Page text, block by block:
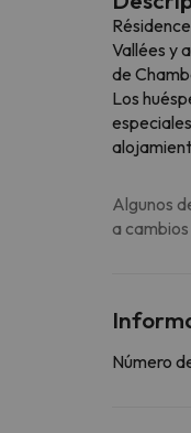
Vallées y
de
Los
Algunos
a
Número